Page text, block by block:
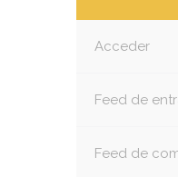
Acceder
Feed de
Feed de